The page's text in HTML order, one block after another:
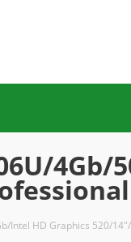
4Gb/
Intel HD Graphics 520/